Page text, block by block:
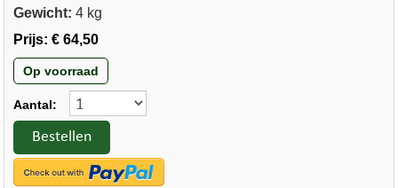
Gewicht: 4 kg
Prijs: € 64,50
Op voorraad
Aantal:
Bestellen